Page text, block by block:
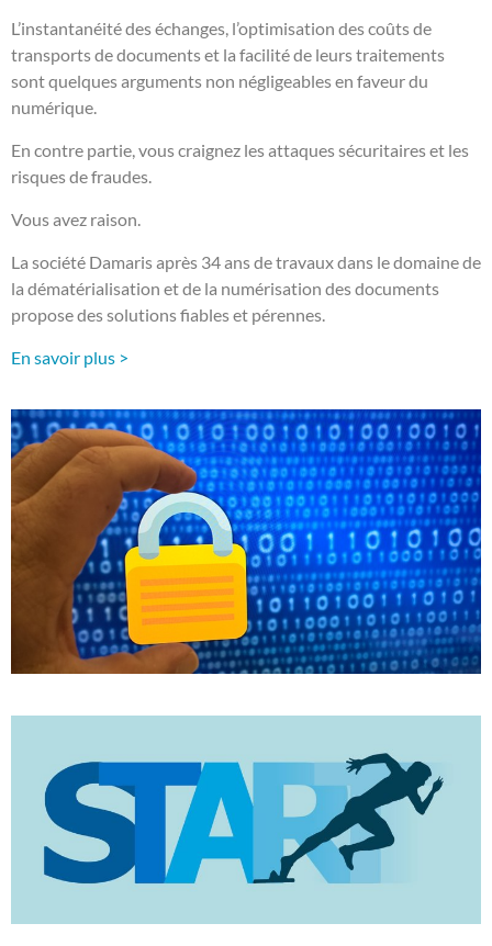
L’instantanéité des échanges, l’optimisation des coûts de
transports de documents et la facilité de leurs traitements
sont quelques arguments non négligeables en faveur du
numérique.
En contre partie, vous craignez les attaques sécuritaires et les
risques de fraudes.
Vous avez raison.
La société Damaris après 34 ans de travaux dans le domaine de
la dématérialisation et de la numérisation des documents
propose des solutions fiables et pérennes.
En savoir plus >